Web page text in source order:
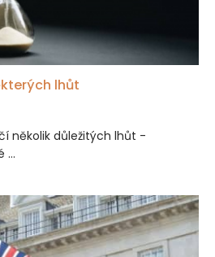
lhůt
několik důležitých lhůt -
...